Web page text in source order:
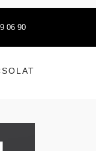
06 90